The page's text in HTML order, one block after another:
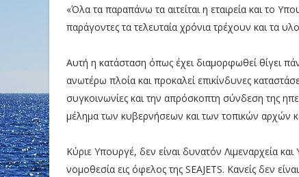
«Όλα τα παραπάνω τα αιτείται η εταιρεία και το
παράγοντες τα τελευταία χρόνια τρέχουν και τα
Αυτή η κατάσταση όπως έχει διαμορφωθεί θίγει
ανωτέρω πλοία και προκαλεί επικίνδυνες
συγκοινωνίες και την απρόσκοπτη σύνδεση της
μέλημα των κυβερνήσεων και των τοπικών αρχών
Κύριε Υπουργέ, δεν είναι δυνατόν Λιμεναρχεία
νομοθεσία εις όφελος της SEAJETS. Κανείς δεν